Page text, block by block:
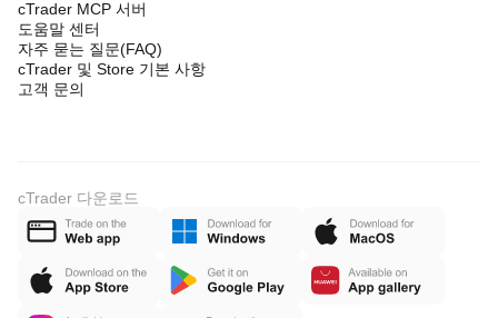
cTrader MCP 서버
도움말 센터
자주 묻는 질문(FAQ)
cTrader 및 Store 기본 사항
고객 문의
cTrader 다운로드